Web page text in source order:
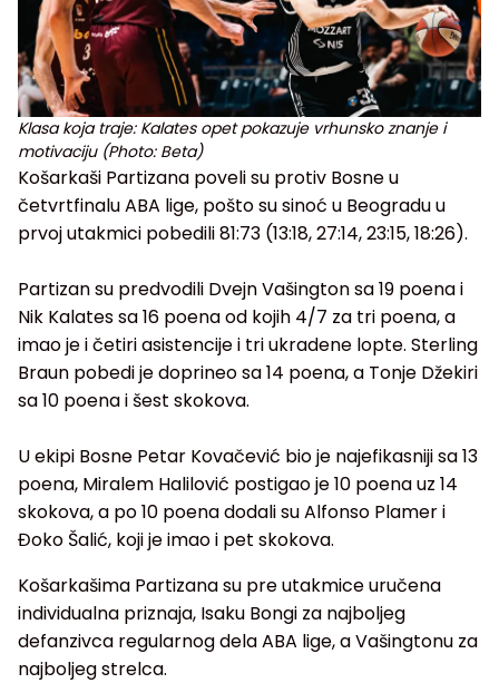
Klasa koja traje: Kalates opet pokazuje vrhunsko znanje i
motivaciju (Photo: Beta)
Košarkaši Partizana poveli su protiv Bosne u
četvrtfinalu ABA lige, pošto su sinoć u Beogradu u
prvoj utakmici pobedili 81:73 (13:18, 27:14, 23:15, 18:26).
Partizan su predvodili Dvejn Vašington sa 19 poena i
Nik Kalates sa 16 poena od kojih 4/7 za tri poena, a
imao je i četiri asistencije i tri ukradene lopte. Sterling
Braun pobedi je doprineo sa 14 poena, a Tonje Džekiri
sa 10 poena i šest skokova.
U ekipi Bosne Petar Kovačević bio je najefikasniji sa 13
poena, Miralem Halilović postigao je 10 poena uz 14
skokova, a po 10 poena dodali su Alfonso Plamer i
Đoko Šalić, koji je imao i pet skokova.
Košarkašima Partizana su pre utakmice uručena
individualna priznaja, Isaku Bongi za najboljeg
defanzivca regularnog dela ABA lige, a Vašingtonu za
najboljeg strelca.